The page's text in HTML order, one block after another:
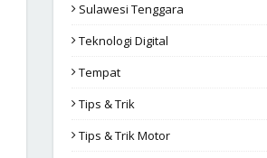
Sulawesi Tenggara
Teknologi Digital
Tempat
Tips & Trik
Tips & Trik Motor